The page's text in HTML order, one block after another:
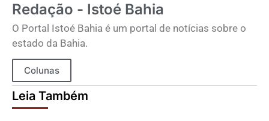
Redação - Istoé Bahia
O Portal Istoé Bahia é um portal de notícias sobre o
estado da Bahia.
Colunas
Leia Também